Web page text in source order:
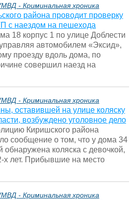
- Криминальная хроника
района проводит проверку
с наездом на пешехода
18 корпус 1 по улице Доблести
автомобилем «Эксид»,
проезду вдоль дома, по
совершил наезд на
- Криминальная хроника
оставившей на улице коляску
возбуждено уголовное дело
Киришского района
сообщение о том, что у дома 34
обнаружена коляска с девочкой,
х лет. Прибывшие на место
- Криминальная хроника